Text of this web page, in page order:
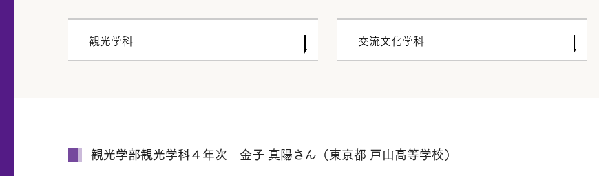
観光学科 交流文化学科
観光学部観光学科４年次 金子 真陽さん（東京都 戸山高等学校）